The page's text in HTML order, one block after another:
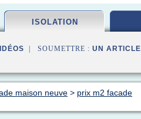
ISOLATION
| SOUMETTRE : UN ARTICLE
maison neuve > prix m2 facade